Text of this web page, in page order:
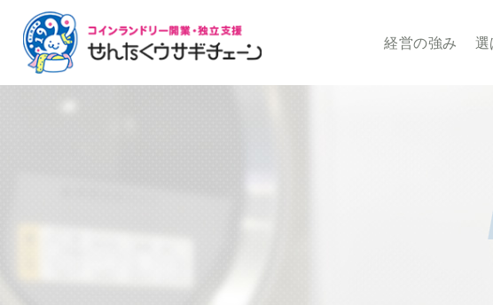
コインランドリー開業・経営の
経営の強み
選